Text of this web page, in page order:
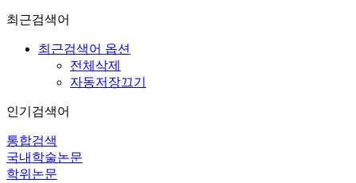
최근검색어
최근검색어 옵션
전체삭제
자동저장끄기
인기검색어
통합검색
국내학술논문
학위논문